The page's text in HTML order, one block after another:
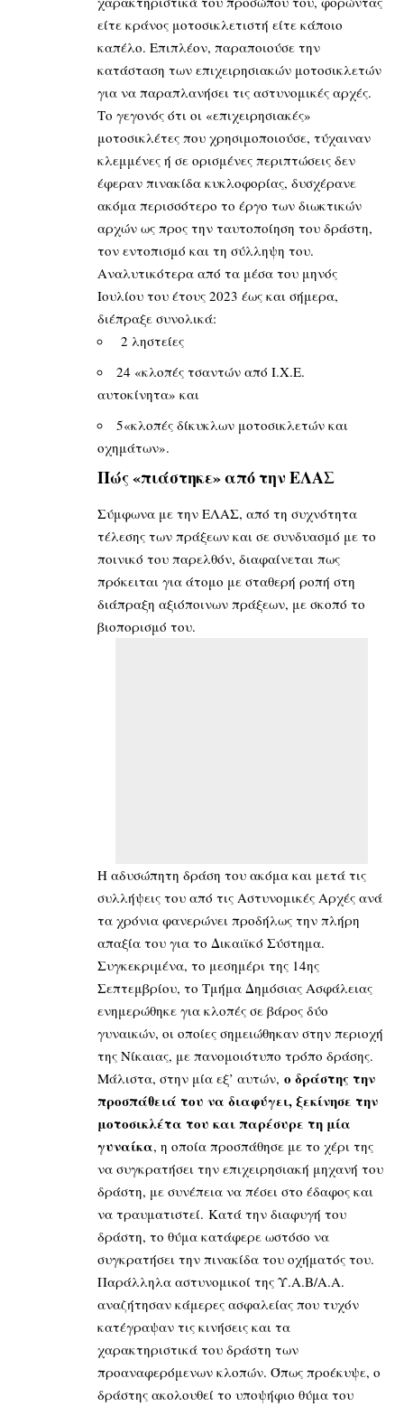
είτε κράνος μοτοσικλετιστή είτε κάποιο
καπέλο. Επιπλέον, παραποιούσε την
κατάσταση των επιχειρησιακών μοτοσικλετών
για να παραπλανήσει τις αστυνομικές αρχές.
Το γεγονός ότι οι «επιχειρησιακές»
μοτοσικλέτες που χρησιμοποιούσε, τύχαιναν
κλεμμένες ή σε ορισμένες περιπτώσεις δεν
έφεραν πινακίδα κυκλοφορίας, δυσχέρανε
ακόμα περισσότερο το έργο των διωκτικών
αρχών ως προς την ταυτοποίηση του δράστη,
τον εντοπισμό και τη σύλληψη του.
Αναλυτικότερα από τα μέσα του μηνός
Ιουλίου του έτους 2023 έως και σήμερα,
διέπραξε συνολικά:
2 ληστείες
24 «κλοπές τσαντών από Ι.Χ.Ε.
αυτοκίνητα» και
5«κλοπές δίκυκλων μοτοσικλετών και
οχημάτων».
Πώς «πιάστηκε» από την ΕΛΑΣ
Σύμφωνα με την ΕΛΑΣ, από τη συχνότητα
τέλεσης των πράξεων και σε συνδυασμό με το
ποινικό του παρελθόν, διαφαίνεται πως
πρόκειται για άτομο με σταθερή ροπή στη
διάπραξη αξιόποινων πράξεων, με σκοπό το
βιοπορισμό του.
Η αδυσώπητη δράση του ακόμα και μετά τις
συλλήψεις του από τις Αστυνομικές Αρχές ανά
τα χρόνια φανερώνει προδήλως την πλήρη
απαξία του για το Δικαιϊκό Σύστημα.
Συγκεκριμένα, το μεσημέρι της 14ης
Σεπτεμβρίου, το Τμήμα Δημόσιας Ασφάλειας
ενημερώθηκε για κλοπές σε βάρος δύο
γυναικών, οι οποίες σημειώθηκαν στην περιοχή
της Νίκαιας, με πανομοιότυπο τρόπο δράσης.
Μάλιστα, στην μία εξ’ αυτών, ο δράστης την
προσπάθειά του να διαφύγει, ξεκίνησε την
μοτοσικλέτα του και παρέσυρε τη μία
γυναίκα, η οποία προσπάθησε με το χέρι της
να συγκρατήσει την επιχειρησιακή μηχανή του
δράστη, με συνέπεια να πέσει στο έδαφος και
να τραυματιστεί. Κατά την διαφυγή του
δράστη, το θύμα κατάφερε ωστόσο να
συγκρατήσει την πινακίδα του οχήματός του.
Παράλληλα αστυνομικοί της Υ.Α.Β/Α.Α.
αναζήτησαν κάμερες ασφαλείας που τυχόν
κατέγραψαν τις κινήσεις και τα
χαρακτηριστικά του δράστη των
προαναφερόμενων κλοπών. Όπως προέκυψε, ο
δράστης ακολουθεί το υποψήφιο θύμα του